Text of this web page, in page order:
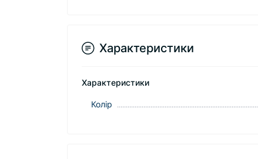
Характеристики
Характеристики
Колір